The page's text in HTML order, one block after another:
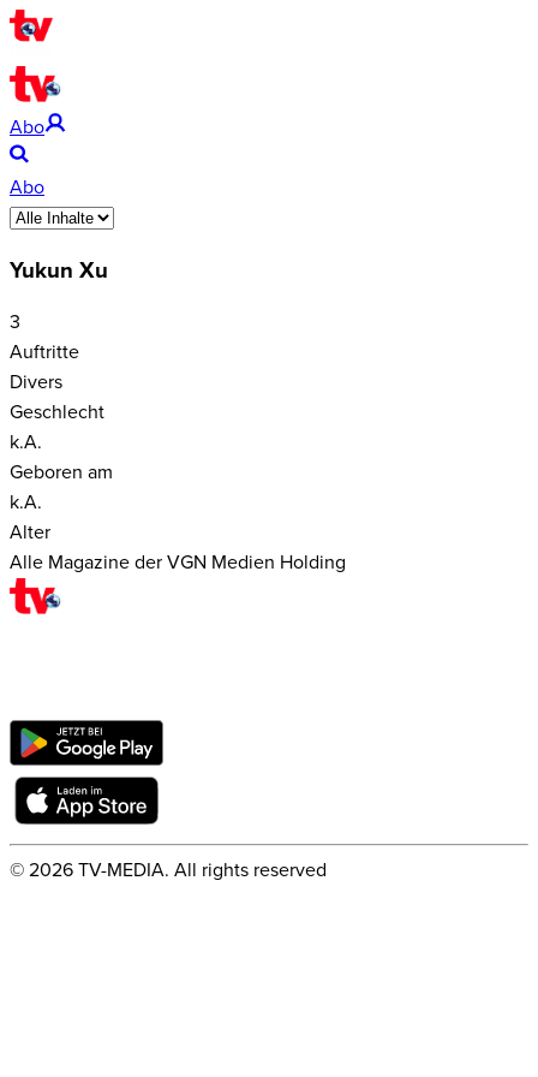
Abo
Abo
Yukun Xu
3
Auftritte
Divers
Geschlecht
k.A.
Geboren am
k.A.
Alter
Alle Magazine der VGN Medien Holding
© 2026 TV-MEDIA. All rights reserved